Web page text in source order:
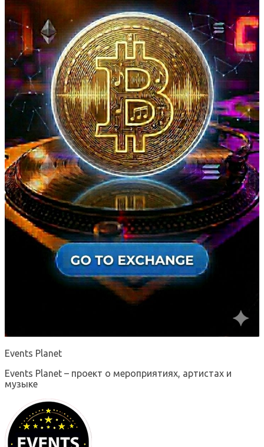
Events Planet
Events Planet – проект о мероприятиях, артистах и
музыке